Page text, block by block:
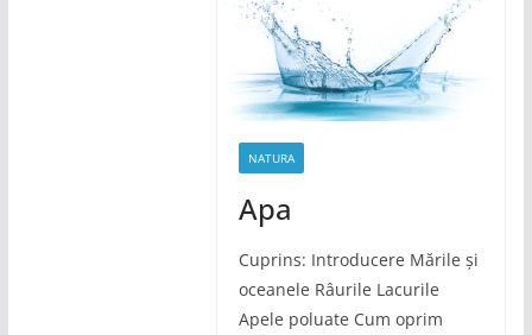
NATURA
Apa
Cuprins: Introducere Mările și
oceanele Râurile Lacurile
Apele poluate Cum oprim